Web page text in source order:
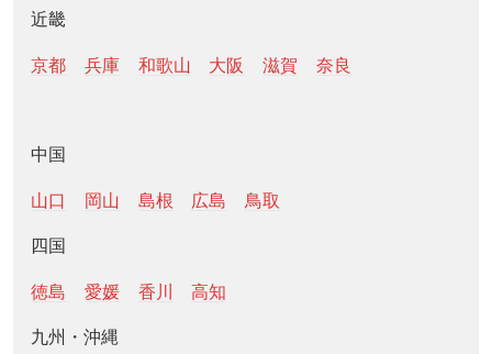
近畿
京都 兵庫 和歌山 大阪 滋賀 奈良
中国
山口 岡山 島根 広島 鳥取
四国
徳島 愛媛 香川 高知
九州・沖縄